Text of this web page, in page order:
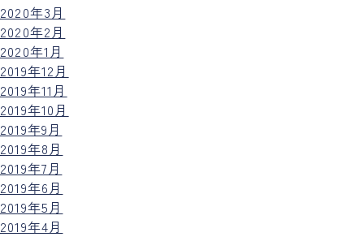
2020年3月
2020年2月
2020年1月
2019年12月
2019年11月
2019年10月
2019年9月
2019年8月
2019年7月
2019年6月
2019年5月
2019年4月